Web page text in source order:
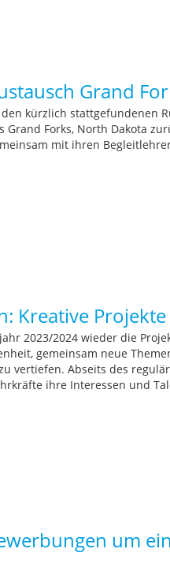
Grand
kürzlich stattgefundenen
Forks, North Dakota
mit ihren
Kreative
2023/2024 wieder die
gemeinsam neue
vertiefen. Abseits des
ihre Interessen und
um